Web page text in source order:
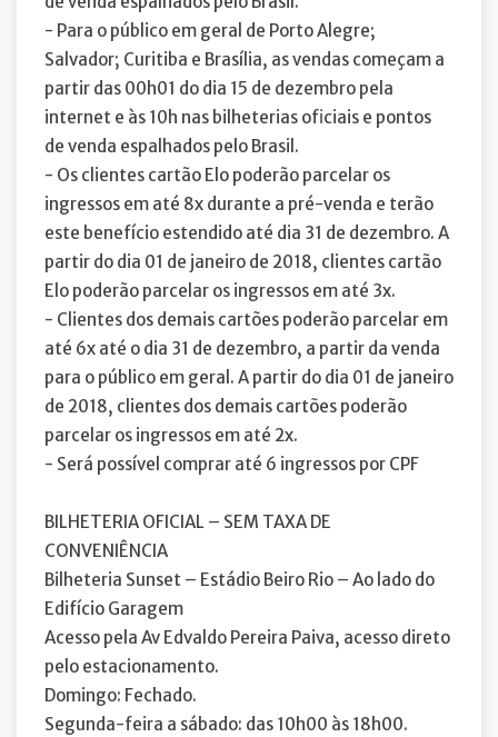
- Para o público em geral de Porto Alegre;
Salvador; Curitiba e Brasília, as vendas começam a
partir das 00h01 do dia 15 de dezembro pela
internet e às 10h nas bilheterias oficiais e pontos
de venda espalhados pelo Brasil.
- Os clientes cartão Elo poderão parcelar os
ingressos em até 8x durante a pré-venda e terão
este benefício estendido até dia 31 de dezembro. A
partir do dia 01 de janeiro de 2018, clientes cartão
Elo poderão parcelar os ingressos em até 3x.
- Clientes dos demais cartões poderão parcelar em
até 6x até o dia 31 de dezembro, a partir da venda
para o público em geral. A partir do dia 01 de janeiro
de 2018, clientes dos demais cartões poderão
parcelar os ingressos em até 2x.
- Será possível comprar até 6 ingressos por CPF
BILHETERIA OFICIAL – SEM TAXA DE
CONVENIÊNCIA
Bilheteria Sunset – Estádio Beiro Rio – Ao lado do
Edifício Garagem
Acesso pela Av Edvaldo Pereira Paiva, acesso direto
pelo estacionamento.
Domingo: Fechado.
Segunda-feira a sábado: das 10h00 às 18h00.